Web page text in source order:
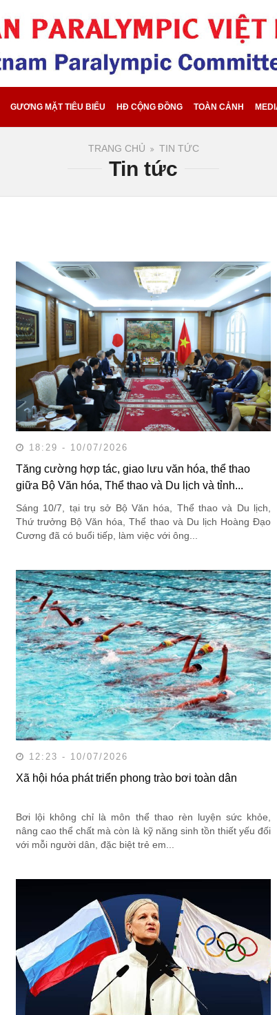
GƯƠNG MẶT TIÊU BIỂU HĐ CỘNG ĐỒNG TOÀN CẢNH
TRANG CHỦ TIN TỨC
Tin tức
18:29 - 10/07/2026
Tăng cường hợp tác, giao lưu văn hóa, thể thao
giữa Bộ Văn hóa, Thể thao và Du lịch và tỉnh...
Sáng 10/7, tại trụ sở Bộ Văn hóa, Thể thao và Du lịch,
Thứ trưởng Bộ Văn hóa, Thể thao và Du lịch Hoàng Đạo
Cương đã có buổi tiếp, làm việc với ông...
12:23 - 10/07/2026
Xã hội hóa phát triển phong trào bơi toàn dân
Bơi lội không chỉ là môn thể thao rèn luyện sức khỏe,
nâng cao thể chất mà còn là kỹ năng sinh tồn thiết yếu đối
với mỗi người dân, đặc biệt trẻ em...